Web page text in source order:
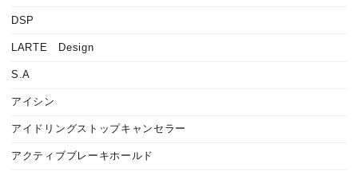
DSP
LARTE Design
S.A
アイシン
アイドリングストップキャンセラー
アクティブブレーキホールド